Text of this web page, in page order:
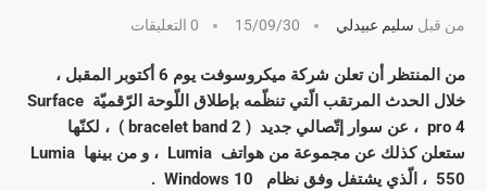
من قبل سليم عبيدلي 15/09/30 0 التعليقات
من المنتظر أن تعلن شركة ميكروسوفت يوم 6 أكتوبر المقبل ،
خلال الحدث المرتقب الّتي تنظّمه بإطلاق اللّوحة الرّقميّة Surface
pro 4 ، عن سوار إتّصالي جديد ( bracelet band 2 ) ، لكنّها
ستعلن كذلك عن مجموعة من هواتف Lumia ، و من بينها Lumia
550 ، الّذي يشتفل وفق نظام Windows 10 .